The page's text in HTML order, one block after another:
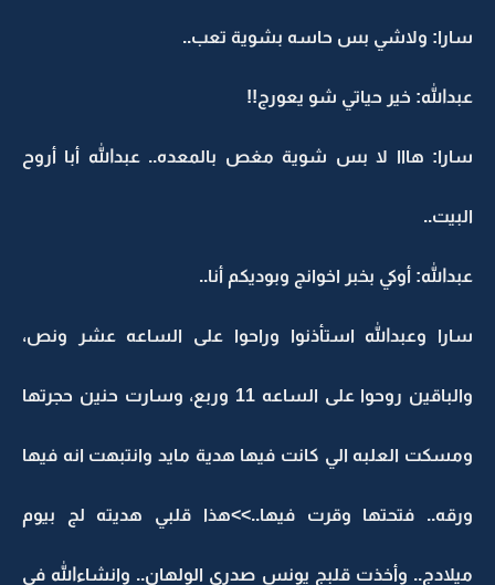
سارا: ولاشي بس حاسه بشوية تعب..
عبدالله: خير حياتي شو يعورج!!
سارا: هااا لا بس شوية مغص بالمعده.. عبدالله أبا أروح
البيت..
عبدالله: أوكي بخبر اخوانج وبوديكم أنا..
سارا وعبدالله استأذنوا وراحوا على الساعه عشر ونص،
والباقين روحوا على الساعه 11 وربع، وسارت حنين حجرتها
ومسكت العلبه الي كانت فيها هدية مايد وانتبهت انه فيها
ورقه.. فتحتها وقرت فيها..>>هذا قلبي هديته لج بيوم
ميلادج.. وأخذت قلبج يونس صدري الولهان.. وانشاءالله في